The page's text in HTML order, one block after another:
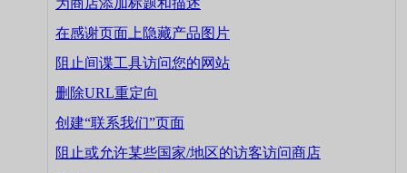
在感谢页面上隐藏产品图片
阻止间谍工具访问您的网站
删除URL重定向
创建“联系我们”页面
阻止或允许某些国家/地区的访客访问商店